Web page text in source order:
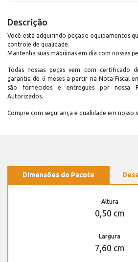
Descrição
Você está adquirindo peças e equipamentos
controle de qualidade.
Mantenha suas máquinas em dia com nossas
Todas nossas peças vem com certificado
garantia de 6 meses a partir na Nota Fiscal
são fornecidos e entregues por nossa
Autorizados.
Compre com segurança e qualidade em nosso
Dimensões do Pacote
Altura
0,50 cm
Largura
7,60 cm